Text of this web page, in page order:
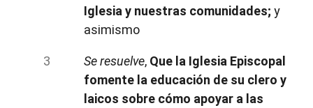
Iglesia y nuestras comunidades; y
asimismo
Se resuelve, Que la Iglesia Episcopal
fomente la educación de su clero y
laicos sobre cómo apoyar a las